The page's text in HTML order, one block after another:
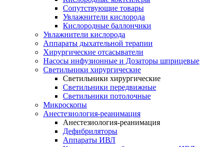
Сопутствующие товары
Увлажнители кислорода
Кислородные баллончики
Увлажнители кислорода
Аппараты дыхательной терапии
Хирургические отсасыватели
Насосы инфузионные и Дозаторы шприцевые
Светильники хирургические
Светильники хирургические
Светильники передвижные
Светильники потолочные
Микроскопы
Анестезиология-реанимация
Анестезиология-реанимация
Дефибриляторы
Аппараты ИВЛ